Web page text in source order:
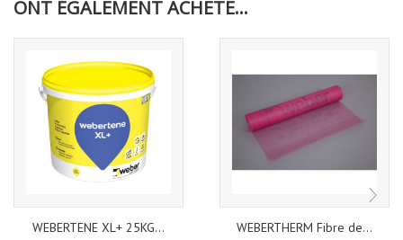
ONT ÉGALEMENT ACHETÉ...
WEBERTENE XL+ 25KG...
WEBERTHERM Fibre de...